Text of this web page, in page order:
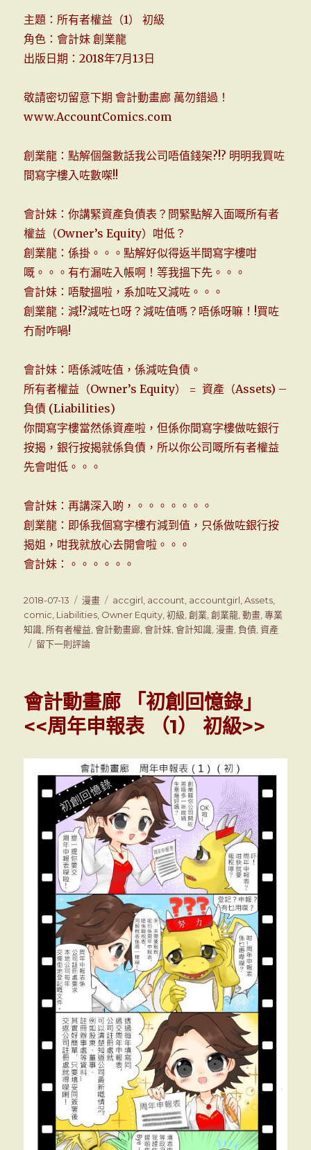
主題：所有者權益（1） 初級
角色：會計妹 創業龍
出版日期：2018年7月13日
敬請密切留意下期 會計動畫廊 萬勿錯過！
www.AccountComics.com
創業龍：點解個盤數話我公司唔值錢架?!? 明明我買咗
間寫字樓入咗數㗎!!
會計妹：你講緊資產負債表？問緊點解入面嘅所有者
權益（Owner’s Equity）咁低？
創業龍：係掛。。。點解好似得返半間寫字樓咁
嘅。。。有冇漏咗入帳啊！等我搵下先。。。
會計妹：唔駛搵啦，系加咗又減咗。。。
創業龍：減!?減咗乜呀？減咗值嗎？唔係呀嘛！!買咗
冇耐咋喎!
會計妹：唔係減咗值，係減咗負債。
所有者權益（Owner’s Equity） = 資產（Assets) –
負債 (Liabilities)
你間寫字樓當然係資產啦，但係你間寫字樓做咗銀行
按揭，銀行按揭就係負債，所以你公司嘅所有者權益
先會咁低。。。
會計妹：再講深入啲，。。。。。。。
創業龍：即係我個寫字樓冇減到值，只係做咗銀行按
揭姐，咁我就放心去開會啦。。。
會計妹：。。。。。。
發
表
於
2018-07-13
分
類
漫畫
標
籤
accgirl account accountgirl ,Assets
comic Liabilities Owner Equity ,初級 ,創業 ,創業龍 ,動畫 ,專業
知識 所有者權益 ,會計動畫廊 ,會計妹 ,會計知識 ,漫畫 負債 ,資產
留下一則評論
畫
廊
<<
有
者
權
益
（1）
初
級
>>
會計動畫廊 「初創回憶錄」
<<周年申報表 （1） 初級>>